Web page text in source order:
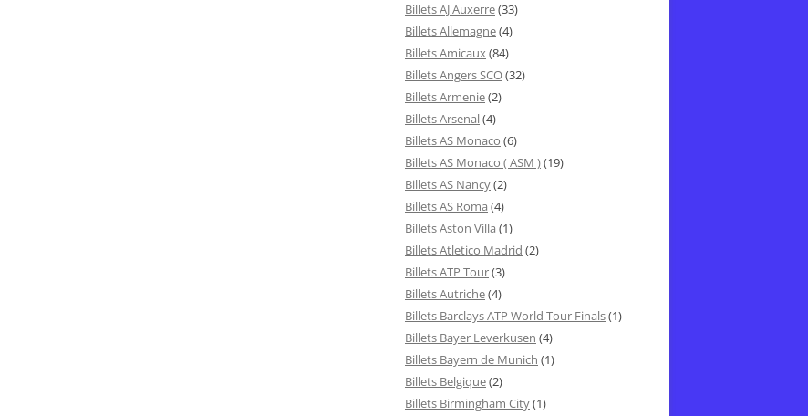
Billets AJ Auxerre(33)
Billets Allemagne(4)
Billets Amicaux(84)
Billets Angers SCO(32)
Billets Armenie(2)
Billets Arsenal(4)
Billets AS Monaco (6)
Billets AS Monaco ( ASM )(19)
Billets AS Nancy(2)
Billets AS Roma (4)
Billets Aston Villa (1)
Billets Atletico Madrid (2)
Billets ATP Tour(3)
Billets Autriche(4)
Billets Barclays ATP World Tour Finals(1)
Billets Bayer Leverkusen (4)
Billets Bayern de Munich (1)
Billets Belgique(2)
Billets Birmingham City(1)